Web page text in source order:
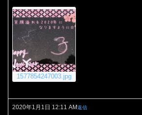
1577854247003.jpg
2020年1月1日 12:11 AM返信